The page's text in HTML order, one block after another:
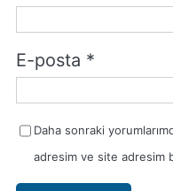
E-posta *
Daha sonraki
adresim ve site adresim